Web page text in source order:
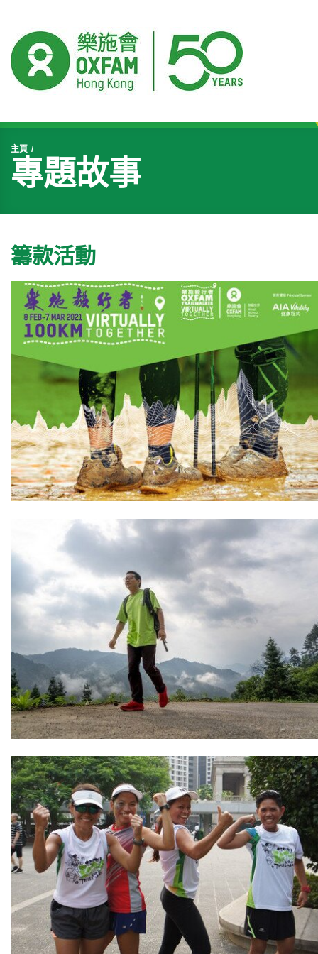
開始主要內容
主頁
專題故事
籌款活動